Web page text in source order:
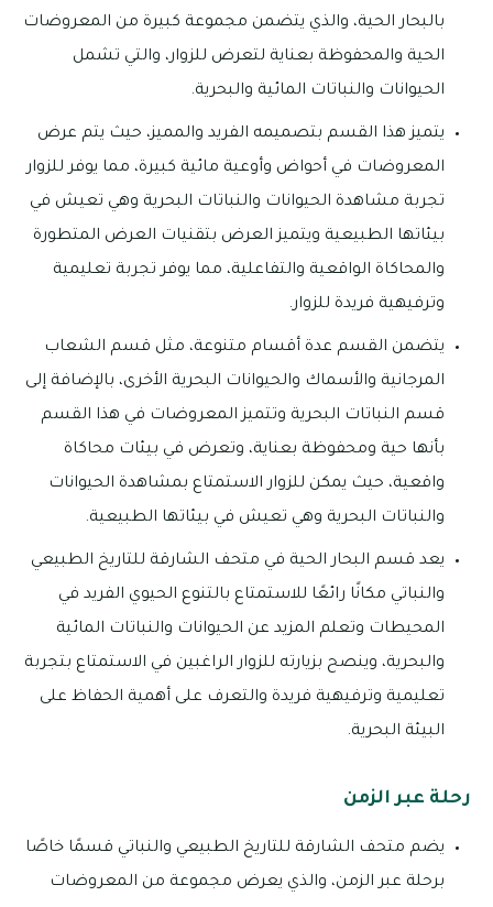
بالبحار الحية، والذي يتضمن مجموعة كبيرة من المعروضات
الحية والمحفوظة بعناية لتعرض للزوار، والتي تشمل
الحيوانات والنباتات المائية والبحرية.
يتميز هذا القسم بتصميمه الفريد والمميز، حيث يتم عرض
المعروضات في أحواض وأوعية مائية كبيرة، مما يوفر للزوار
تجربة مشاهدة الحيوانات والنباتات البحرية وهي تعيش في
بيئاتها الطبيعية ويتميز العرض بتقنيات العرض المتطورة
والمحاكاة الواقعية والتفاعلية، مما يوفر تجربة تعليمية
وترفيهية فريدة للزوار.
يتضمن القسم عدة أقسام متنوعة، مثل قسم الشعاب
المرجانية والأسماك والحيوانات البحرية الأخرى، بالإضافة إلى
قسم النباتات البحرية وتتميز المعروضات في هذا القسم
بأنها حية ومحفوظة بعناية، وتعرض في بيئات محاكاة
واقعية، حيث يمكن للزوار الاستمتاع بمشاهدة الحيوانات
والنباتات البحرية وهي تعيش في بيئاتها الطبيعية.
يعد قسم البحار الحية في متحف الشارقة للتاريخ الطبيعي
والنباتي مكانًا رائعًا للاستمتاع بالتنوع الحيوي الفريد في
المحيطات وتعلم المزيد عن الحيوانات والنباتات المائية
والبحرية، وينصح بزيارته للزوار الراغبين في الاستمتاع بتجربة
تعليمية وترفيهية فريدة والتعرف على أهمية الحفاظ على
البيئة البحرية.
رحلة عبر الزمن
يضم متحف الشارقة للتاريخ الطبيعي والنباتي قسمًا خاصًا
برحلة عبر الزمن، والذي يعرض مجموعة من المعروضات